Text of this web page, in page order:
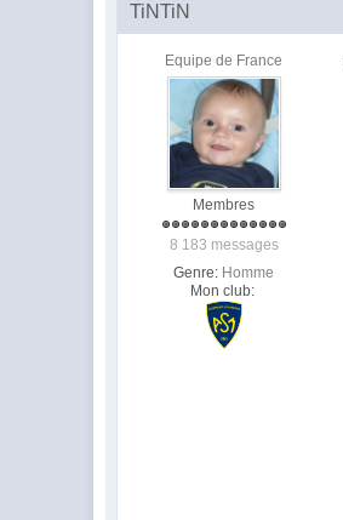
TiNTiN
Equipe de France
Membres
8 183 messages
Genre: Homme
Mon club: